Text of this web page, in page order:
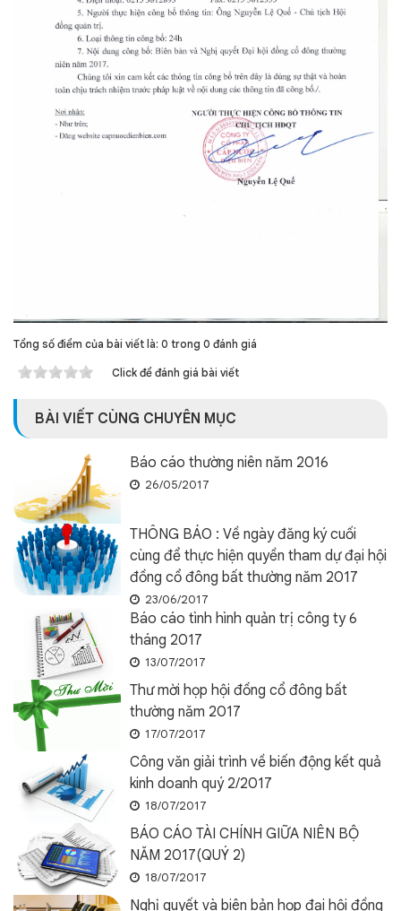
Tổng số điểm của bài viết là: 0 trong 0 đánh giá
Click để đánh giá bài viết
BÀI VIẾT CÙNG CHUYÊN MỤC
Báo cáo thường niên năm 2016
26/05/2017
THÔNG BÁO : Về ngày đăng ký cuối
cùng để thực hiện quyền tham dự đại hội
đồng cổ đông bất thường năm 2017
23/06/2017
Báo cáo tình hình quản trị công ty 6
tháng 2017
13/07/2017
Thư mời họp hội đồng cổ đông bất
thường năm 2017
17/07/2017
Công văn giải trình về biến động kết quả
kinh doanh quý 2/2017
18/07/2017
BÁO CÁO TÀI CHÍNH GIỮA NIÊN BỘ
NĂM 2017(QUÝ 2)
18/07/2017
Nghị quyết và biên bản họp đại hội đồng